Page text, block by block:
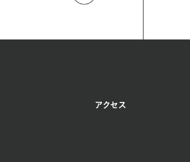
アクセス